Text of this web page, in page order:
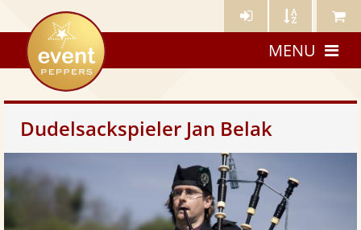
Künstler- Künstler Meine
eventpeppers
MENU
Dudelsackspieler Jan Belak